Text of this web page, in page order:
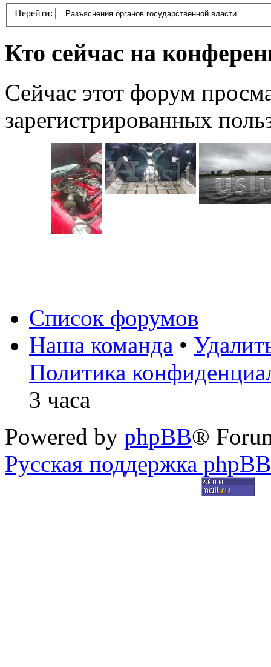
Перейти:
Кто сейчас на
Сейчас этот форум
зарегистрированных
Список форумов
Наша команда •
Политика
3 часа
Powered by phpBB®
Русская поддержка phpBB